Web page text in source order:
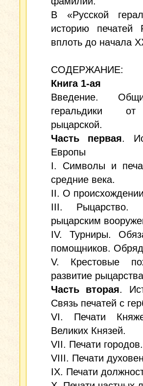
В «Русской
историю печатей
вплоть до начала
СОДЕРЖАНИЕ:
Книга 1-ая
Введение.
геральдики от
рыцарской.
Часть первая.
Европы
I. Символы и
средние века.
II. О
III. Рыцарство.
рыцарским
IV. Турниры.
помощников.
V. Крестовые
развитие
Часть вторая.
Связь печатей с
VI. Печати
Великих Князей.
VII. Печати городов.
VIII. Печати
IX. Печати